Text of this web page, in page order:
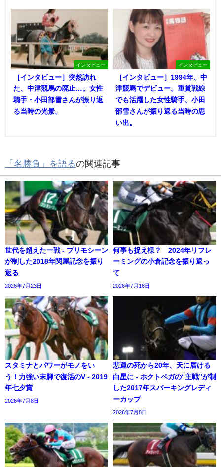
インタビュー
［インタビュー］突然訪れ
た、中津競馬の廃止…。女性
騎手・小田部雪さんが振り返
る当時の光景。
インタビュー
［インタビュー］1994年、中
津競馬でデビュー。重賞戦線
でも活躍した女性騎手、小田
部雪さんが振り返る当時の思
い出。
「名勝負」を語るの関連記事
世代を超えた一戦 - プリモシーン
が制した2018年関屋記念を振り
返る
2026年7月23日
何事も捉え様？ 2024年リフレ
ーミングの小倉記念を振り返っ
て
2026年7月16日
スタミナとパワーがモノをい
う！力強い末脚で復活のV - 2019
年七夕賞
2026年7月8日
悲運の死から20年、天に届ける
白星に - ホクトベガの“主戦”が制
した2017年スパーキングレディ
ーカップ
2026年7月8日